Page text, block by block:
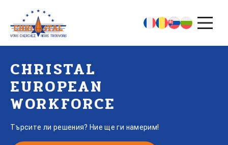
CHRISTAL
EUROPEAN
WORKFORCE
Търсите ли решения? Ние ще ги намерим!